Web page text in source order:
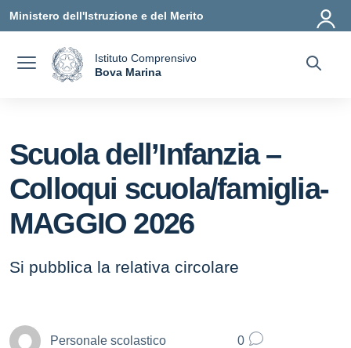
Ministero dell'Istruzione e del Merito
Istituto Comprensivo
Bova Marina
Scuola dell’Infanzia –
Colloqui scuola/famiglia-
MAGGIO 2026
Si pubblica la relativa circolare
Personale scolastico 0